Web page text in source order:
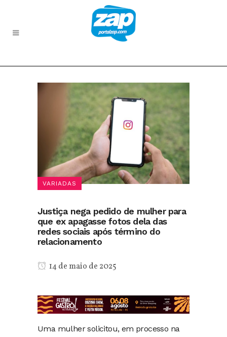
VARIADAS
Justiça nega pedido de mulher para
que ex apagasse fotos dela das
redes sociais após término do
relacionamento
14 de maio de 2025
Uma mulher solicitou, em processo na